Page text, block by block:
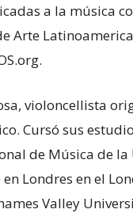
a la música
Arte
violoncellista
Cursó sus
de Música de la
Londres en el
Valley